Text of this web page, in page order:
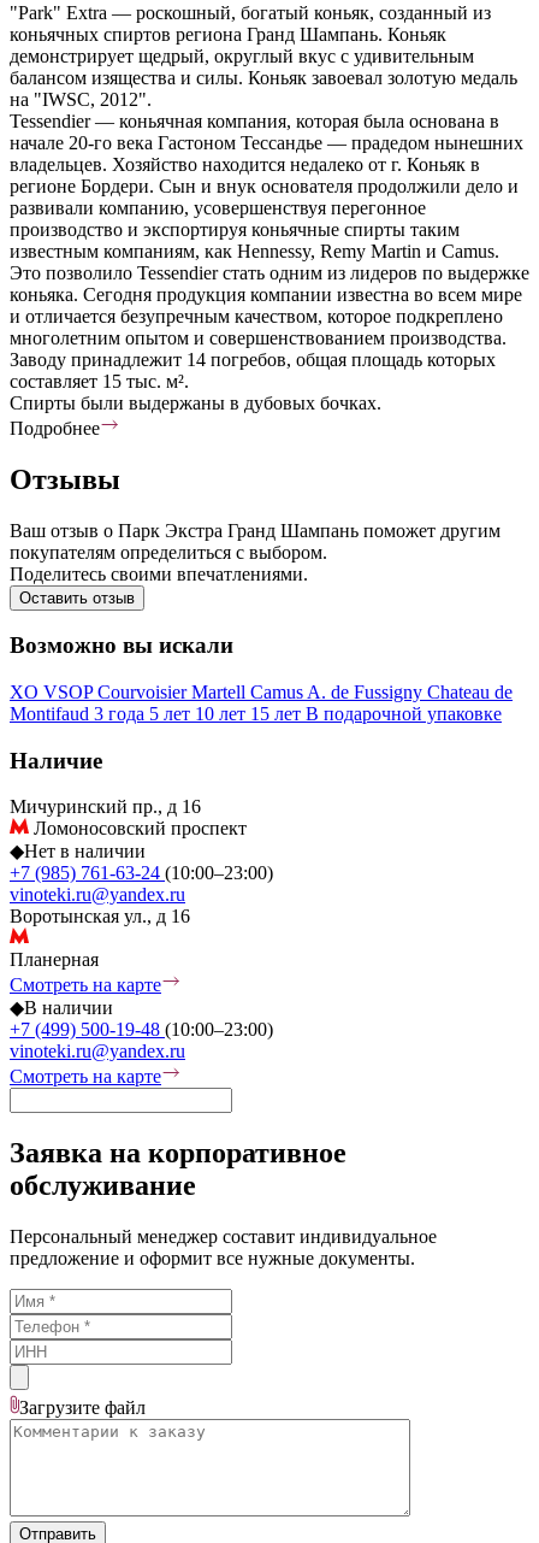
"Park" Extra — роскошный, богатый коньяк, созданный из
коньячных спиртов региона Гранд Шампань. Коньяк
демонстрирует щедрый, округлый вкус с удивительным
балансом изящества и силы. Коньяк завоевал золотую медаль
на "IWSC, 2012".
Tessendier — коньячная компания, которая была основана в
начале 20-го века Гастоном Тессандье — прадедом нынешних
владельцев. Хозяйство находится недалеко от г. Коньяк в
регионе Бордери. Сын и внук основателя продолжили дело и
развивали компанию, усовершенствуя перегонное
производство и экспортируя коньячные спирты таким
известным компаниям, как Hennessy, Remy Martin и Camus.
Это позволило Tessendier стать одним из лидеров по выдержке
коньяка. Сегодня продукция компании известна во всем мире
и отличается безупречным качеством, которое подкреплено
многолетним опытом и совершенствованием производства.
Заводу принадлежит 14 погребов, общая площадь которых
составляет 15 тыс. м².
Спирты были выдержаны в дубовых бочках.
Подробнее
Отзывы
Ваш отзыв о Парк Экстра Гранд Шампань поможет другим
покупателям определиться с выбором.
Поделитесь своими впечатлениями.
Оставить отзыв
Возможно вы искали
XO VSOPCourvoisierMartell Camus A. de Fussigny Chateau de
Montifaud 3 года 5 лет 10 лет 15 лет В подарочной упаковке
Наличие
Мичуринский пр., д 16
Ломоносовский проспект
◆Нет в наличии
+7 (985) 761-63-24 (10:00–23:00)
vinoteki.ru@yandex.ru
Воротынская ул., д 16
Планерная
Смотреть на карте
◆В наличии
+7 (499) 500-19-48 (10:00–23:00)
vinoteki.ru@yandex.ru
Смотреть на карте
Заявка на корпоративное
обслуживание
Персональный менеджер составит индивидуальное
предложение и оформит все нужные документы.
Загрузите файл
Отправить